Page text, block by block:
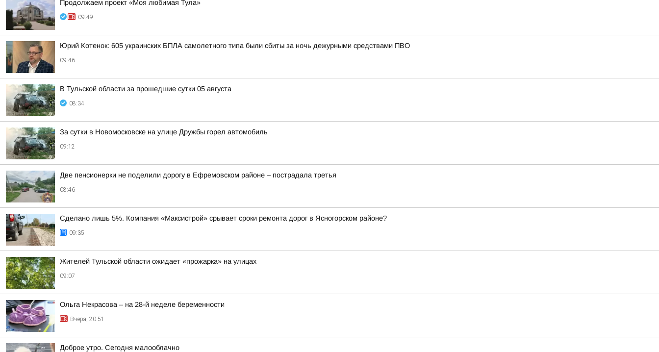
Продолжаем проект «Моя любимая Тула»
09:49
Юрий Котенок: 605 украинских БПЛА самолетного типа были сбиты за ночь дежурными средствами ПВО
09:46
В Тульской области за прошедшие сутки 05 августа
08:34
За сутки в Новомосковске на улице Дружбы горел автомобиль
09:12
Две пенсионерки не поделили дорогу в Ефремовском районе – пострадала третья
08:46
Сделано лишь 5%. Компания «Максистрой» срывает сроки ремонта дорог в Ясногорском районе?
09:35
Жителей Тульской области ожидает «прожарка» на улицах
09:07
Ольга Некрасова – на 28-й неделе беременности
Вчера, 20:51
Доброе утро. Сегодня малооблачно